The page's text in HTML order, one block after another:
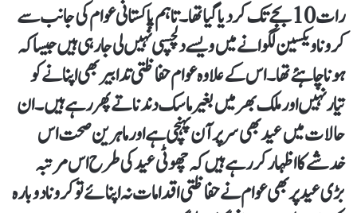
رات 10 بجے تک کر دیا گیا تھا۔ تاہم پاکستانی عوام کی جانب سے
کرونا ویکسین لگوانے میں ویسے دلچسپی نہیں لی جا رہی ہیں جیسا کہ
ہونا چاہئے تھا۔ اس کے علاوہ عوام حفاظتی تدابیر بھی اپنانے کو
تیار نہیں اور ملک بھر میں بغیر ماسک دندناتے پھر رہے ہیں۔ ان
حالات میں عید بھی سر پر آن پہنچی ہے اور ماہرین صحت اس
خدشے کا اظہار کر رہے ہیں کہ چھوٹی عید کی طرح اس مرتبہ
بڑی عید پر بھی عوام نے حفاظتی اقدامات نہ اپنائے تو کرونا دوبارہ